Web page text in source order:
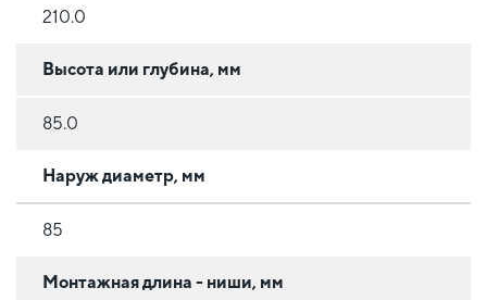
210.0
Высота или глубина, мм
85.0
Наруж диаметр, мм
85
Монтажная длина - ниши, мм